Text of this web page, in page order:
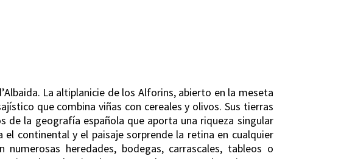
La altiplanicie de los Alforins, abierto en la meseta
que combina viñas con cereales y olivos. Sus tierras
de la geografía española que aporta una riqueza singular
continental y el paisaje sorprende la retina en cualquier
heredades, bodegas, carrascales, tableos o